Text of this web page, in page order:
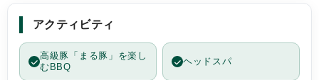
アクティビティ
高級豚「まる豚」を楽し
むBBQ
ヘッドスパ